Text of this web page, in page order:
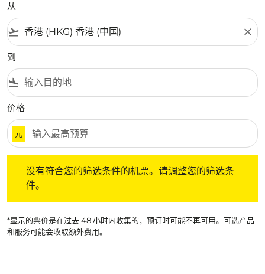
从
flight_takeoff close
到
flight_land
价格
元
没有符合您的筛选条件的机票。请调整您的筛选条
件。
*显示的票价是在过去 48 小时内收集的，预订时可能不再可用。可选产品
和服务可能会收取额外费用。